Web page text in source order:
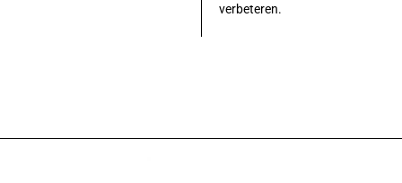
verbeteren.